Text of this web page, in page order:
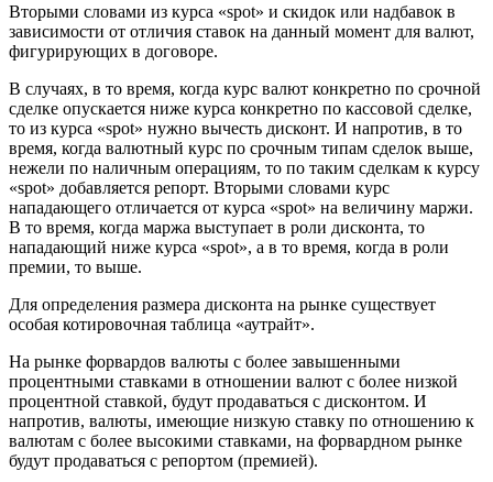
Вторыми словами из курса «spot» и скидок или надбавок в
зависимости от отличия ставок на данный момент для валют,
фигурирующих в договоре.
В случаях, в то время, когда курс валют конкретно по срочной
сделке опускается ниже курса конкретно по кассовой сделке,
то из курса «spot» нужно вычесть дисконт. И напротив, в то
время, когда валютный курс по срочным типам сделок выше,
нежели по наличным операциям, то по таким сделкам к курсу
«spot» добавляется репорт. Вторыми словами курс
нападающего отличается от курса «spot» на величину маржи.
В то время, когда маржа выступает в роли дисконта, то
нападающий ниже курса «spot», а в то время, когда в роли
премии, то выше.
Для определения размера дисконта на рынке существует
особая котировочная таблица «аутрайт».
На рынке форвардов валюты с более завышенными
процентными ставками в отношении валют с более низкой
процентной ставкой, будут продаваться с дисконтом. И
напротив, валюты, имеющие низкую ставку по отношению к
валютам с более высокими ставками, на форвардном рынке
будут продаваться с репортом (премией).